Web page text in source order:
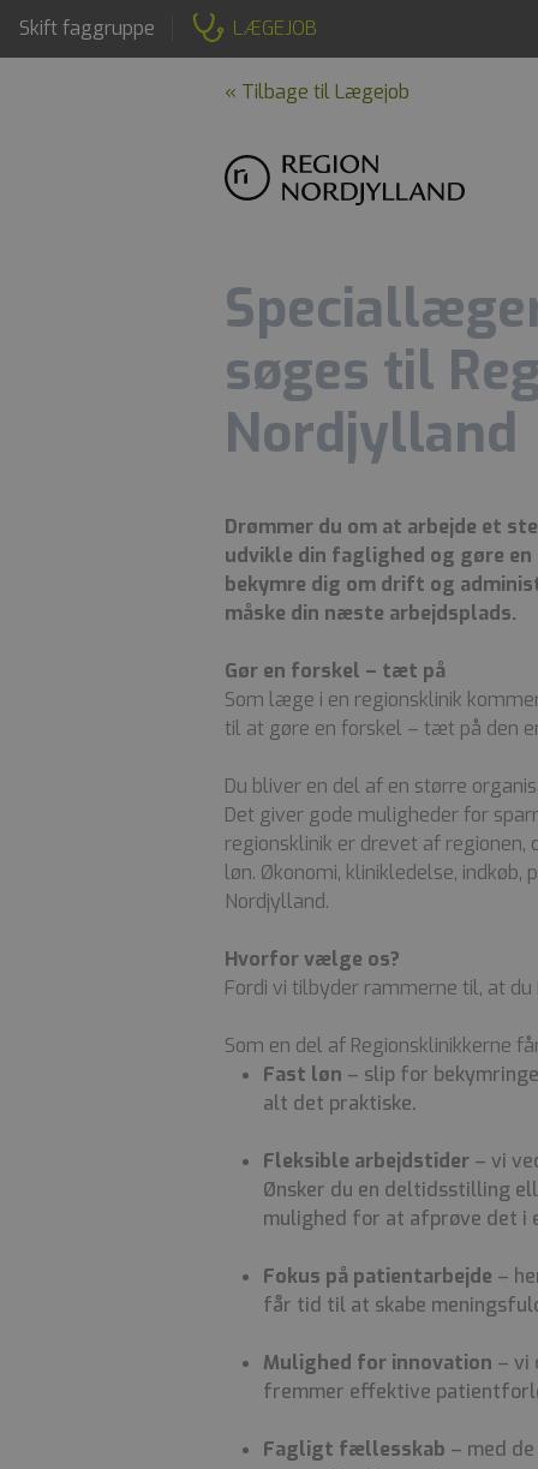
Skift faggruppe LÆGEJOB
« Tilbage til Lægejob
søges til
Nordjylland
Drømmer du om at arbejde et
udvikle din faglighed og gøre
bekymre dig om drift og
måske din næste arbejdsplads.
Gør en forskel – tæt på
Som læge i en regionsklinik
til at gøre en forskel – tæt på den
Du bliver en del af en større
Det giver gode muligheder for
regionsklinik er drevet af regionen,
løn. Økonomi, klinikledelse, indkøb,
Nordjylland.
Hvorfor vælge os?
Fordi vi tilbyder rammerne til, at
Som en del af Regionsklinikkerne
Fast løn – slip for
alt det praktiske.
Fleksible arbejdstider – vi
Ønsker du en deltidsstilling
mulighed for at afprøve det i
Fokus på patientarbejde –
får tid til at skabe
Mulighed for innovation – vi
fremmer effektive
Fagligt fællesskab – med